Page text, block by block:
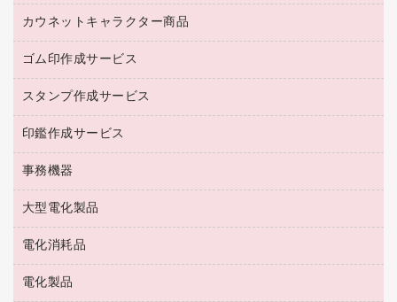
倉庫収納用品
作業用雑貨
梱包用品
梱包用テープ
工場用品
園芸用品
ペット用品
紅茶・バラエティ飲料
レギュラーコーヒー
ミルク・シュガー
ソフトドリンク
コーヒーメーカー・備品
インスタントコーヒー
お茶備品
浴室用品
台所用洗剤
掃除用品
掃除用洗剤
洗濯用品
消臭・芳香剤
殺虫剤
飲食用消耗品
飲食雑貨用品
カウネットキャラクター商品
カウネットキャラクター商品
ゴム印作成サービス
ゴム印作成サービス
ゴム印（一行印）作成サービス
ゴム印（フリーサイズ印）作成サービス
スタンプ作成サービス
シヤチハタスタンプ作成サービス
カウネットスタンプ作成サービス
印鑑作成サービス
印鑑作成サービス
事務機器
大型シュレッダー（共配）
レーザーポインター
ラミネートフィルム
ラミネータ
大型電化製品
冷蔵庫・キッチン・調理家電
テレビ・ＡＶ機器
電化消耗品
電球・蛍光灯
電化製品